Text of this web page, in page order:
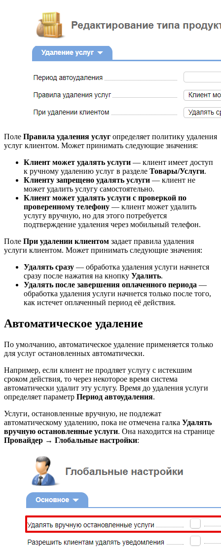
Поле Правила удаления услуг определяет политику удаления
услуг клиентом. Может принимать следующие значения:
Клиент может удалять услуги — клиент имеет доступ
к ручному удалению услуг в разделе Товары/Услуги.
Клиенту запрещено удалять услуги — клиент не
может удалить услугу самостоятельно.
Клиент может удалять услуги с проверкой по
проверенному телефону — клиент может удалить
услугу вручную, но для этого потребуется
подтверждение удаления через мобильный телефон.
Поле При удалении клиентом задает правила удаления
услуги клиентом. Может принимать следующие значения:
Удалять сразу — обработка удаления услуги начнется
сразу после нажатия на кнопку Удалить.
Удалять после завершения оплаченного периода —
обработка удаления услуги начнется только после того,
как истечет оплаченный период её действия.
Автоматическое удаление
По умолчанию, автоматическое удаление применяется только
для услуг остановленных автоматически.
Например, если клиент не продляет услугу с истекшим
сроком действия, то через некоторое время система
автоматически удалит эту услугу. Время до удаления услуги
определяет параметр Период автоудаления.
Услуги, остановленные вручную, не подлежат
автоматическому удалению, пока не отмечена галка Удалять
вручную остановленные услуги. Она находится на странице
Провайдер → Глобальные настройки: